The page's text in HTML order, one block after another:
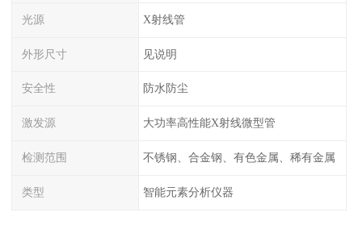
光源 X射线管
外形尺寸 见说明
安全性 防水防尘
激发源 大功率高性能X射线微型管
检测范围 不锈钢、合金钢、有色金属、稀有金属
类型 智能元素分析仪器